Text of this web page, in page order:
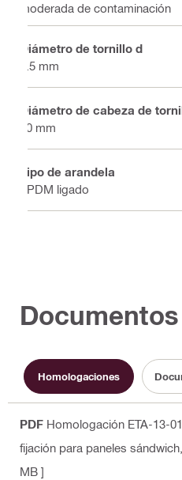
moderada de contaminación
Diámetro de tornillo d
5.5 mm
Diámetro de cabeza de
10 mm
Tipo de arandela
EPDM ligado
Documentos
Homologaciones
PDF Homologación ETA-13-
fijación para paneles sándwich
MB ]